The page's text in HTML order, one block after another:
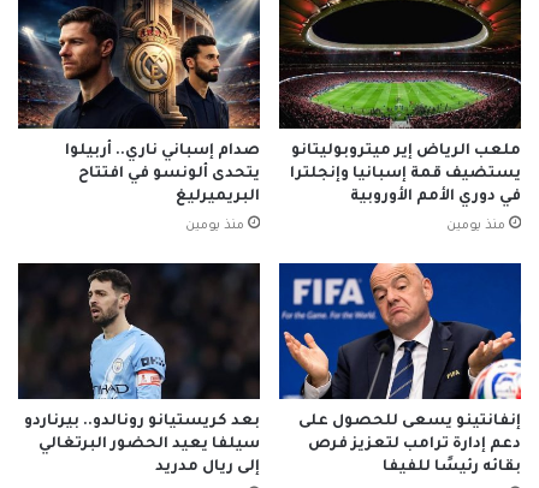
ملعب الرياض إير ميتروبوليتانو
يستضيف قمة إسبانيا وإنجلترا
في دوري الأمم الأوروبية
منذ يومين
صدام إسباني ناري.. أربيلوا
يتحدى ألونسو في افتتاح
البريميرليغ
منذ يومين
إنفانتينو يسعى للحصول على
دعم إدارة ترامب لتعزيز فرص
بقائه رئيسًا للفيفا
بعد كريستيانو رونالدو.. بيرناردو
سيلفا يعيد الحضور البرتغالي
إلى ريال مدريد